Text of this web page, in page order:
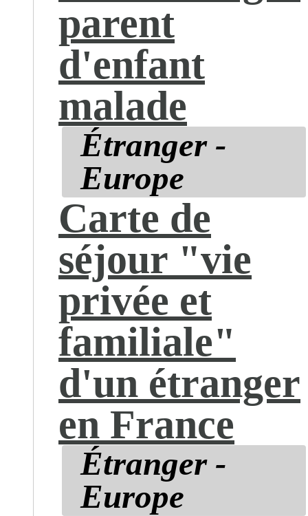
parent
d'enfant
malade
Étranger -
Europe
Carte de
séjour "vie
privée et
familiale"
d'un étranger
en France
Étranger -
Europe